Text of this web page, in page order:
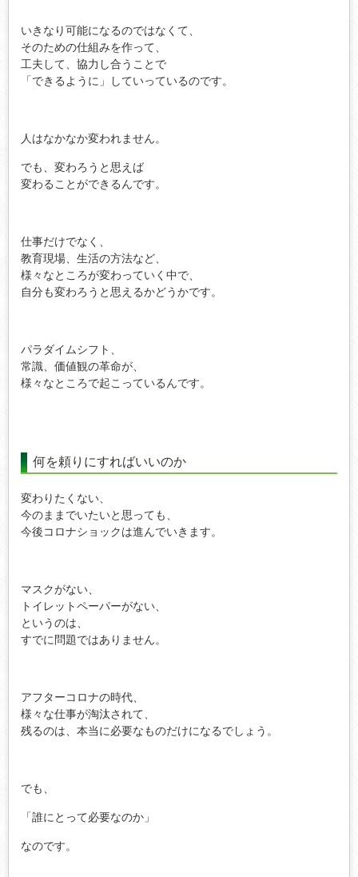
いきなり可能になるのではなくて、
そのための仕組みを作って、
工夫して、協力し合うことで
「できるように」していっているのです。
人はなかなか変われません。
でも、変わろうと思えば
変わることができるんです。
仕事だけでなく、
教育現場、生活の方法など、
様々なところが変わっていく中で、
自分も変わろうと思えるかどうかです。
パラダイムシフト、
常識、価値観の革命が、
様々なところで起こっているんです。
何を頼りにすればいいのか
変わりたくない、
今のままでいたいと思っても、
今後コロナショックは進んでいきます。
マスクがない、
トイレットペーパーがない、
というのは、
すでに問題ではありません。
アフターコロナの時代、
様々な仕事が淘汰されて、
残るのは、本当に必要なものだけになるでしょう。
でも、
「誰にとって必要なのか」
なのです。